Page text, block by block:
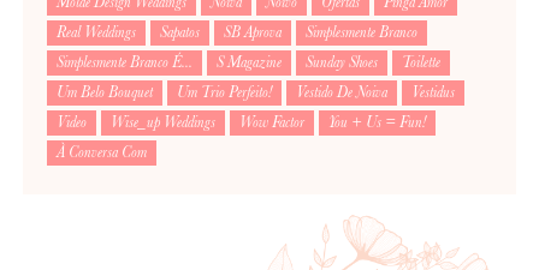
Real Weddings
Sapatos SB Aprova
Simplesmente Branco
Simplesmente Branco É...
S Magazine Sunday Shoes
Toilette
Um Belo Bouquet
Um Trio Perfeito! Vestido De Noiva
Vestidus
Video
Wise_up Weddings Wow Factor
You + Us = Fun!
À Conversa Com